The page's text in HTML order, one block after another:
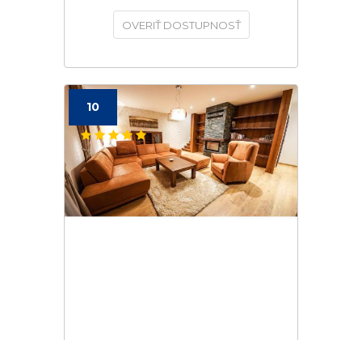
OVERIŤ DOSTUPNOSŤ
10